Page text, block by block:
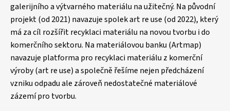
galerijního a výtvarného materiálu na užitečný. Na původní
projekt (od 2021) navazuje spolek art re use (od 2022), který
má za cíl rozšířit recyklaci materiálu na novou tvorbu i do
komerčního sektoru. Na materiálovou banku (Artmap)
navazuje platforma pro recyklaci materiálu z komerční
výroby (art re use) a společně řešíme nejen předcházení
vzniku odpadu ale zároveň nedostatečné materiálové
zázemí pro tvorbu.